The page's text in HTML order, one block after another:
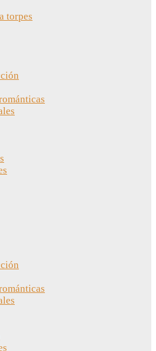
torpes